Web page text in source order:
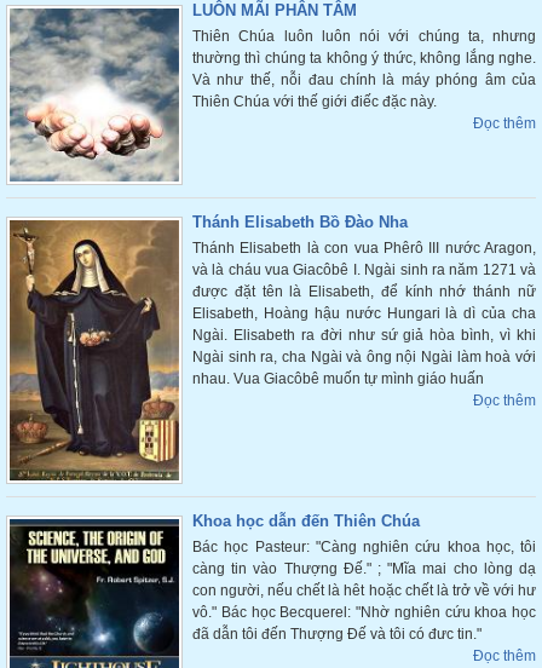
LUÔN MÃI PHÂN TÂM
Thiên Chúa luôn luôn nói với chúng ta, nhưng
thường thì chúng ta không ý thức, không lắng nghe.
Và như thế, nỗi đau chính là máy phóng âm của
Thiên Chúa với thế giới điếc đặc này.
Đọc thêm
Thánh Elisabeth Bồ Đào Nha
Thánh Elisabeth là con vua Phêrô III nước Aragon,
và là cháu vua Giacôbê I. Ngài sinh ra năm 1271 và
được đặt tên là Elisabeth, để kính nhớ thánh nữ
Elisabeth, Hoàng hậu nước Hungari là dì của cha
Ngài. Elisabeth ra đời như sứ giả hòa bình, vì khi
Ngài sinh ra, cha Ngài và ông nội Ngài làm hoà với
nhau. Vua Giacôbê muốn tự mình giáo huấn
Đọc thêm
Khoa học dẫn đến Thiên Chúa
Bác học Pasteur: "Càng nghiên cứu khoa học, tôi
càng tin vào Thượng Đế." ; "Mĩa mai cho lòng dạ
con người, nếu chết là hêt hoặc chết là trở về với hư
vô." Bác học Becquerel: "Nhờ nghiên cứu khoa học
đã dẫn tôi đến Thượng Đế và tôi có đưc tin."
Đọc thêm